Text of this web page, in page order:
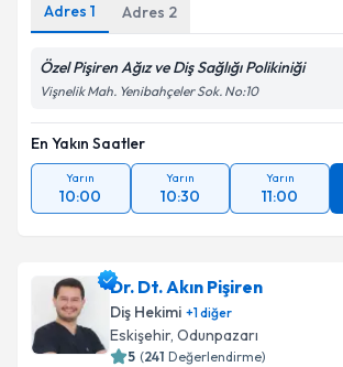
Adres 1 Adres 2
Özel Pişiren Ağız ve Diş Sağlığı Polikiniği
Vişnelik Mah. Yenibahçeler Sok. No:10
En Yakın Saatler
Yarın
10:00
Yarın
10:30
Yarın
11:00
Dr. Dt. Akın Pişiren
Diş Hekimi +1diğer
Eskişehir, Odunpazarı
5 (241 Değerlendirme)